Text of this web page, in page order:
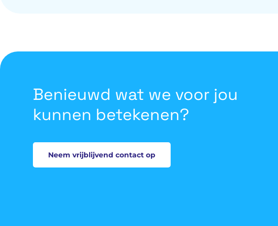
Benieuwd wat we voor jou
kunnen betekenen?
Neem vrijblijvend contact op